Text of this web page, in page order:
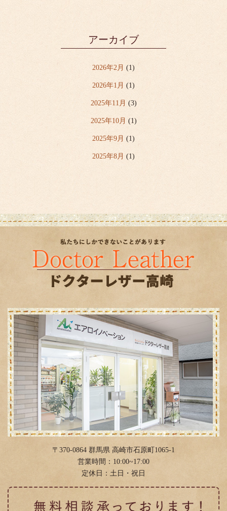
アーカイブ
2026年2月 (1)
2026年1月 (1)
2025年11月 (3)
2025年10月 (1)
2025年9月 (1)
2025年8月 (1)
2025年4月(5)
2020年3月(1)
2019年6月 (1)
2019年4月(3)
2019年1月(6)
2018年12月 (2)
2018年11月 (2)
2018年10月
2018年9月
2018年8月
2018年4月
2018年2月 (11)
2018年1月 (4)
〒370-0864 群馬県 高崎市石原町1065-1
営業時間：10:00~17:00
定休日：土日・祝日